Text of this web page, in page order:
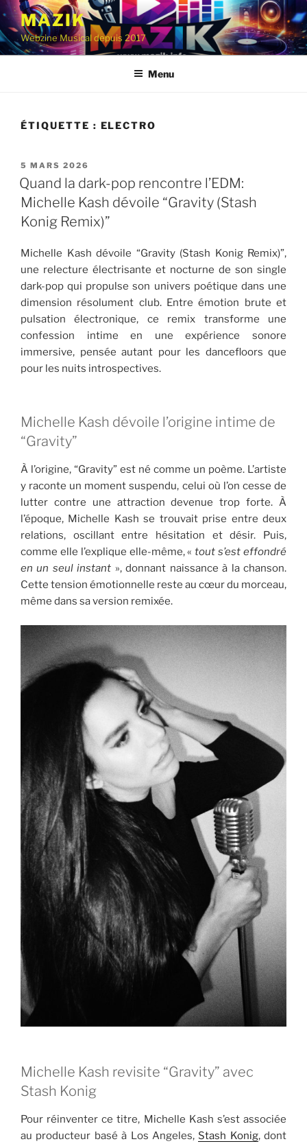
Aller
contenu
principal
MAZIK
Webzine Musical depuis 2017
Menu
ÉTIQUETTE : ELECTRO
PUBLIÉ
LE
5 MARS 2026
Quand la dark-pop rencontre l’EDM:
Michelle Kash dévoile “Gravity (Stash
Konig Remix)”
Michelle Kash dévoile “Gravity (Stash Konig Remix)”,
une relecture électrisante et nocturne de son single
dark-pop qui propulse son univers poétique dans une
dimension résolument club. Entre émotion brute et
pulsation électronique, ce remix transforme une
confession intime en une expérience sonore
immersive, pensée autant pour les dancefloors que
pour les nuits introspectives.
Michelle Kash dévoile l’origine intime de
“Gravity”
À l’origine, “Gravity” est né comme un poème. L’artiste
y raconte un moment suspendu, celui où l’on cesse de
lutter contre une attraction devenue trop forte. À
l’époque, Michelle Kash se trouvait prise entre deux
relations, oscillant entre hésitation et désir. Puis,
comme elle l’explique elle-même, «tout s’est effondré
en un seul instant », donnant naissance à la chanson.
Cette tension émotionnelle reste au cœur du morceau,
même dans sa version remixée.
Michelle Kash revisite “Gravity” avec
Stash Konig
Pour réinventer ce titre, Michelle Kash s’est associée
au producteur basé à Los Angeles, Stash Konig, dont